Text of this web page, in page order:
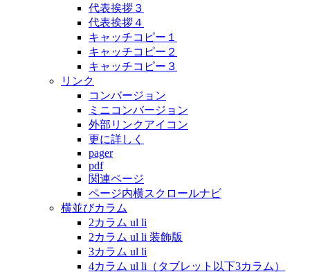
代表挨拶３
代表挨拶４
キャッチコピー１
キャッチコピー２
キャッチコピー３
リンク
コンバージョン
ミニコンバージョン
外部リンクアイコン
更に詳しく
pager
pdf
関連ページ
ページ内横スクロールナビ
横並びカラム
2カラム ul li
2カラム ul li 装飾版
3カラム ul li
4カラム ul li（タブレット以下3カラム）